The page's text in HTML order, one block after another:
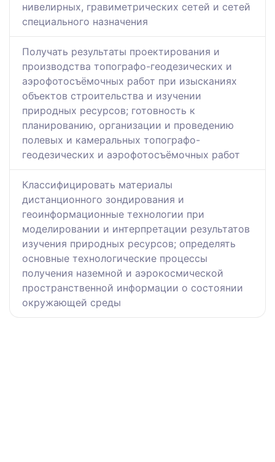
нивелирных, гравиметрических сетей и сетей
специального назначения
Получать результаты проектирования и
производства топографо-геодезических и
аэрофотосъёмочных работ при изысканиях
объектов строительства и изучении
природных ресурсов; готовность к
планированию, организации и проведению
полевых и камеральных топографо-
геодезических и аэрофотосъёмочных работ
Классифицировать материалы
дистанционного зондирования и
геоинформационные технологии при
моделировании и интерпретации результатов
изучения природных ресурсов; определять
основные технологические процессы
получения наземной и аэрокосмической
пространственной информации о состоянии
окружающей среды